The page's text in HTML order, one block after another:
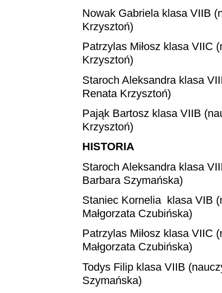
Nowak Gabriela klasa VIIB
Krzysztoń)
Patrzylas Miłosz klasa VIIC
Krzysztoń)
Staroch Aleksandra klasa
Renata Krzysztoń)
Pająk Bartosz klasa VIIB
Krzysztoń)
HISTORIA
Staroch Aleksandra klasa
Barbara Szymańska)
Staniec Kornelia klasa VIB
Małgorzata Czubińska)
Patrzylas Miłosz klasa VIIC
Małgorzata Czubińska)
Todys Filip klasa VIIB
Szymańska)